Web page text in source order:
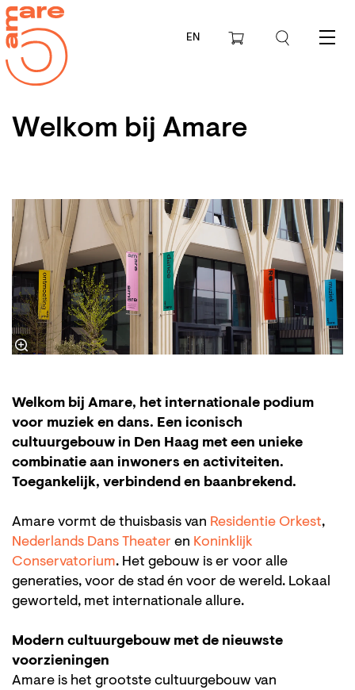
EN Menu
Welkom bij Amare
Welkom bij Amare, het internationale podium
voor muziek en dans. Een iconisch
cultuurgebouw in Den Haag met een unieke
combinatie aan inwoners en activiteiten.
Toegankelijk, verbindend en baanbrekend.
Amare vormt de thuisbasis van Residentie Orkest,
Nederlands Dans Theater en Koninklijk
Conservatorium. Het gebouw is er voor alle
generaties, voor de stad én voor de wereld. Lokaal
geworteld, met internationale allure.
Modern cultuurgebouw met de nieuwste
voorzieningen
Amare is het grootste cultuurgebouw van